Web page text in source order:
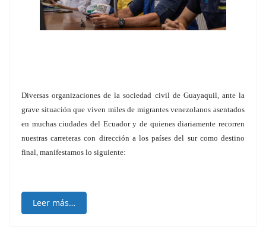
Diversas organizaciones de la sociedad civil de Guayaquil, ante la
grave situación que viven miles de migrantes venezolanos asentados
en muchas ciudades del Ecuador y de quienes diariamente recorren
nuestras carreteras con dirección a los países del sur como destino
final, manifestamos lo siguiente:
Leer más…